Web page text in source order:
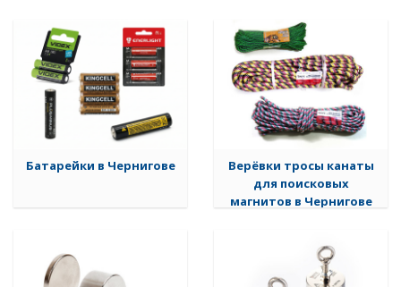
Батарейки в Чернигове
Верёвки тросы канаты
для поисковых
магнитов в Чернигове